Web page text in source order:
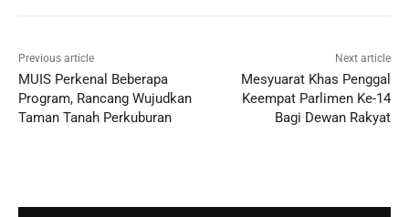
Previous article
MUIS Perkenal Beberapa
Program, Rancang Wujudkan
Taman Tanah Perkuburan
Next article
Mesyuarat Khas Penggal
Keempat Parlimen Ke-14
Bagi Dewan Rakyat